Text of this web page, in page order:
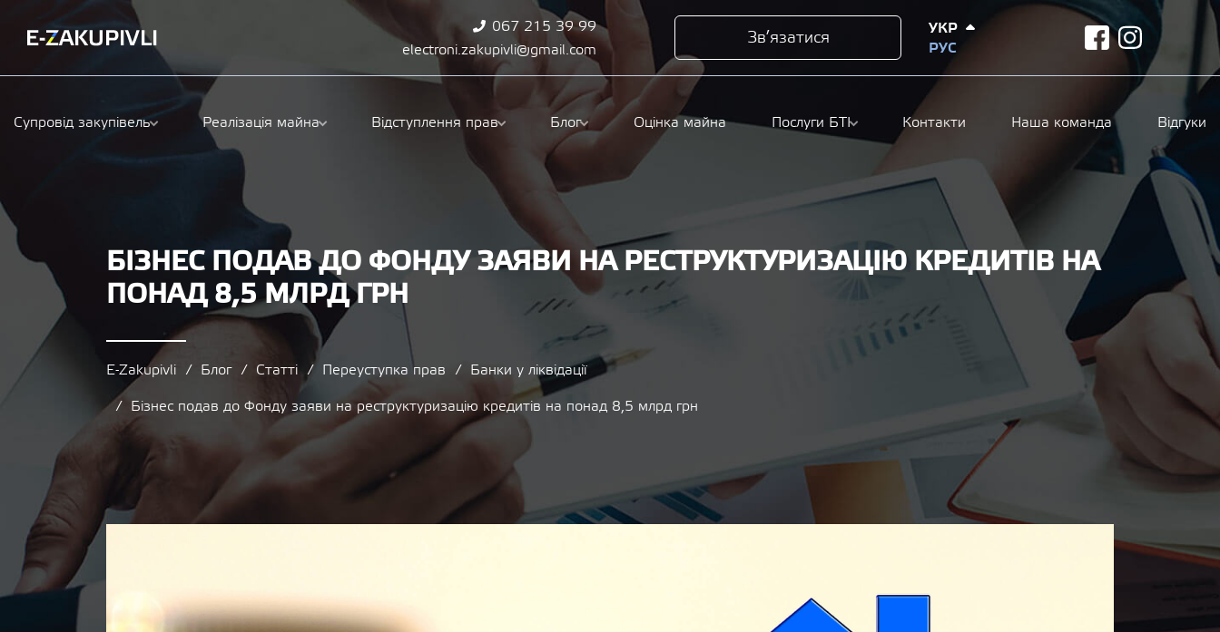
067 215 39 99
electroni.zakupivli@gmail.com
Зв’язатися
УКР
РУС
facebookinstagram
Супровід закупівель Реалізація майна Відступлення прав Блог Оцінка майна Послуги БТІ Контакти Наша команда Відгуки
БІЗНЕС ПОДАВ ДО ФОНДУ ЗАЯВИ НА РЕСТРУКТУРИЗАЦІЮ КРЕДИТІВ НА
ПОНАД 8,5 МЛРД ГРН
E-Zakupivli Блог Статті Переуступка прав
Банки у ліквідації
Бізнес подав до Фонду заяви на реструктуризацію кредитів на понад 8,5 млрд грн